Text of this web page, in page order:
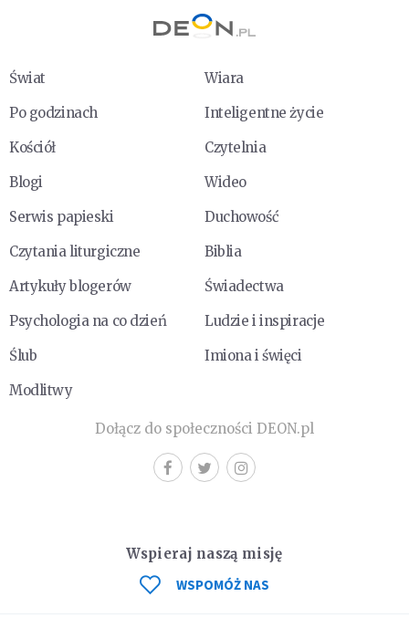
Świat
Wiara
Po godzinach
Inteligentne życie
Kościół
Czytelnia
Blogi
Wideo
Serwis papieski
Duchowość
Czytania liturgiczne
Biblia
Artykuły blogerów
Świadectwa
Psychologia na co dzień
Ludzie i inspiracje
Ślub
Imiona i święci
Modlitwy
Dołącz do społeczności DEON.pl
Wspieraj naszą misję
WSPOMÓŻ NAS